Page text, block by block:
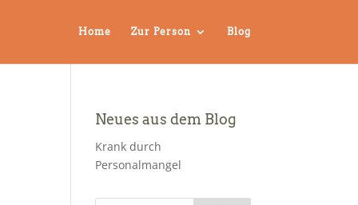
Home Zur Person Blog
Neues aus dem Blog
Krank durch
Personalmangel